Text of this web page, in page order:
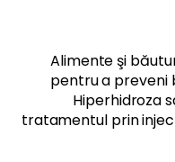
Alimente şi
pentru a preveni
Hiperhidroza
tratamentul prin